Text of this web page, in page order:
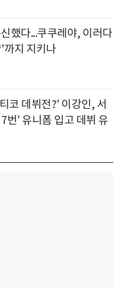
했다...쿠쿠레야, 이러다
까지 지키나
코 데뷔전?' 이강인, 서
번' 유니폼 입고 데뷔 유